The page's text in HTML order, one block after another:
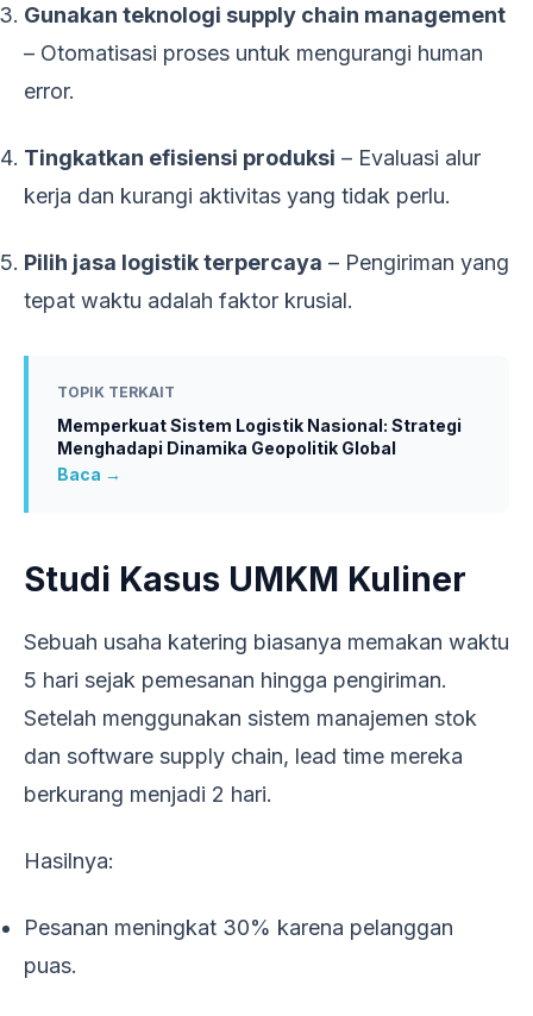
Gunakan teknologi supply chain management
– Otomatisasi proses untuk mengurangi human
error.
Tingkatkan efisiensi produksi – Evaluasi alur
kerja dan kurangi aktivitas yang tidak perlu.
Pilih jasa logistik terpercaya – Pengiriman yang
tepat waktu adalah faktor krusial.
TOPIK TERKAIT
Memperkuat Sistem Logistik Nasional: Strategi
Menghadapi Dinamika Geopolitik Global
Baca →
Studi Kasus UMKM Kuliner
Sebuah usaha katering biasanya memakan waktu
5 hari sejak pemesanan hingga pengiriman.
Setelah menggunakan sistem manajemen stok
dan software supply chain, lead time mereka
berkurang menjadi 2 hari.
Hasilnya:
Pesanan meningkat 30% karena pelanggan
puas.